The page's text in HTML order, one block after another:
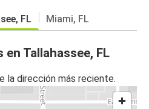
FL Miami, FL
Tallahassee, FL
la dirección más reciente.